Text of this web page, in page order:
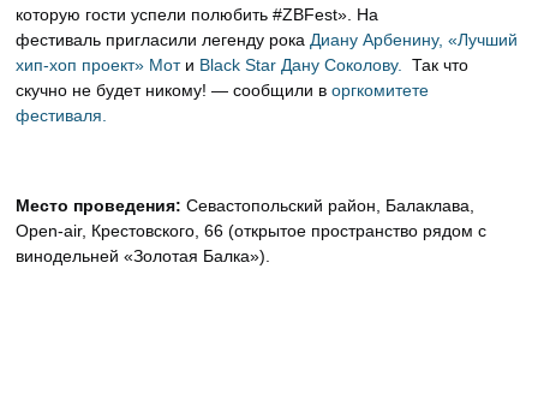
которую гости успели полюбить #ZBFest». На
фестиваль пригласили легенду рока Диану Арбенину, «Лучший
хип-хоп проект» Мот и Black Star Дану Соколову.
Так что
скучно не будет никому! — сообщили воргкомитете
фестиваля.
Место проведения:Севастопольский район, Балаклава,
Open-air, Крестовского, 66 (открытое пространство рядом с
винодельней «Золотая Балка»).